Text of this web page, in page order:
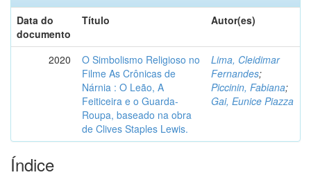
Data do
documento
Título Autor(es)
2020
O Simbolismo Religioso no
Filme As Crônicas de
Nárnia : O Leão, A
Feiticeira e o Guarda-
Roupa, baseado na obra
de Clives Staples Lewis.
Lima, Cleidimar
Fernandes;
Piccinin, Fabiana;
Gai, Eunice Piazza
Índice